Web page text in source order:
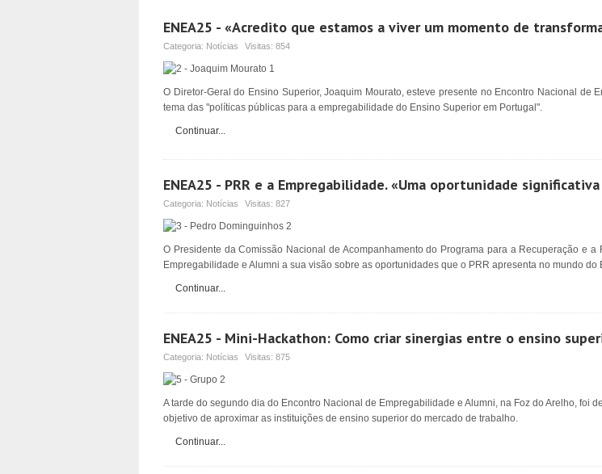
ENEA25 - «Acredito que estamos a viver um momento de
Categoria: Notícias Visitas: 854
O Diretor-Geral do Ensino Superior, Joaquim Mourato, esteve presente no Encontro Nacional de
tema das "políticas públicas para a empregabilidade do Ensino Superior em Portugal".
Continuar...
ENEA25 - PRR e a Empregabilidade. «Uma oportunidade
Categoria: Notícias Visitas: 827
O Presidente da Comissão Nacional de Acompanhamento do Programa para a Recuperação e
Empregabilidade e Alumni a sua visão sobre as oportunidades que o PRR apresenta no mundo
Continuar...
ENEA25 - Mini-Hackathon: Como criar sinergias entre o ensino
Categoria: Notícias Visitas: 875
A tarde do segundo dia do Encontro Nacional de Empregabilidade e Alumni, na Foz do Arelho, foi
objetivo de aproximar as instituições de ensino superior do mercado de trabalho.
Continuar...